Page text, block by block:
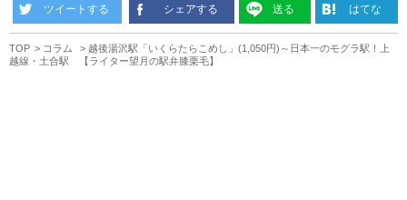
ツイートする シェアする 送る はてな
TOP コラム
越後湯沢駅「いくらたらこめし」(1,050円)～日本一のモグラ駅！上
越線・土合駅 【ライター望月の駅弁膝栗毛】